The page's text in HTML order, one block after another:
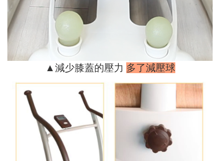
▲減少膝蓋的壓力 多了減壓球